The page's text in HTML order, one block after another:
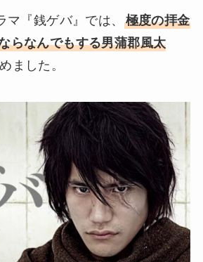
『銭ゲバ』では、 極度の拝金
らなんでもする男蒲郡風太
ました。